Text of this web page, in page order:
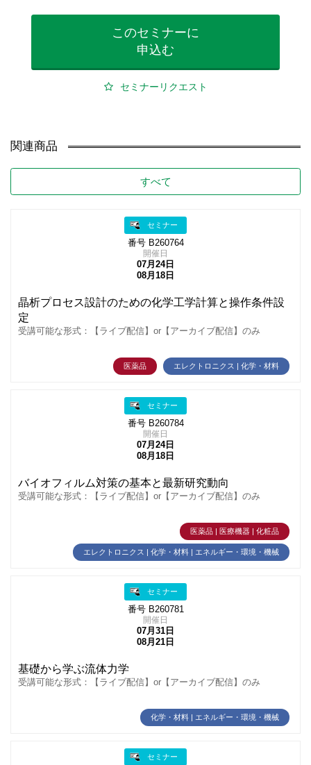
このセミナーに
申込む
セミナーリクエスト
関連商品
すべて
セミナー
番号 B260764
開催日
07月24日
08月18日
晶析プロセス設計のための化学工学計算と操作条件設
定
受講可能な形式：【ライブ配信】or【アーカイブ配信】のみ
医薬品 エレクトロニクス | 化学・材料
セミナー
番号 B260784
開催日
07月24日
08月18日
バイオフィルム対策の基本と最新研究動向
受講可能な形式：【ライブ配信】or【アーカイブ配信】のみ
医薬品 | 医療機器 | 化粧品
エレクトロニクス | 化学・材料 | エネルギー・環境・機械
セミナー
番号 B260781
開催日
07月31日
08月21日
基礎から学ぶ流体力学
受講可能な形式：【ライブ配信】or【アーカイブ配信】のみ
化学・材料 | エネルギー・環境・機械
セミナー